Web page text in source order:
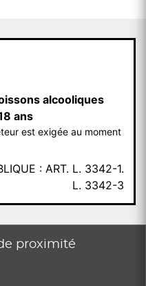
alcooliques
ans
est exigée au moment
: ART. L. 3342-1.
L. 3342-3
proximité